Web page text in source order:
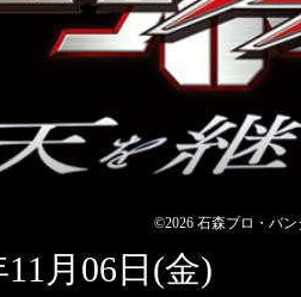
©2026 石森プロ・バ
月06日(金)